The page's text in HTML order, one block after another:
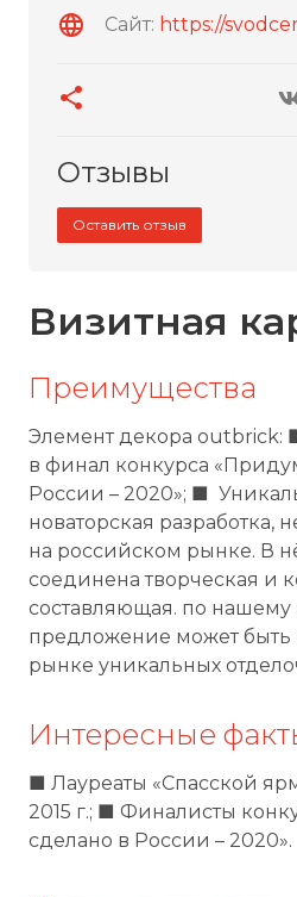
Сайт: https://
Отзывы
Оставить отзыв
Визитная
Преимущества
Элемент декора outbrick:
в финал конкурса
России – 2020»; ■
новаторская разработка,
на российском рынке. В
соединена творческая и
составляющая. по
предложение может быть
рынке уникальных
Интересные
■ Лауреаты «Спасской
2015 г.; ■ Финалисты
сделано в России – 2020».